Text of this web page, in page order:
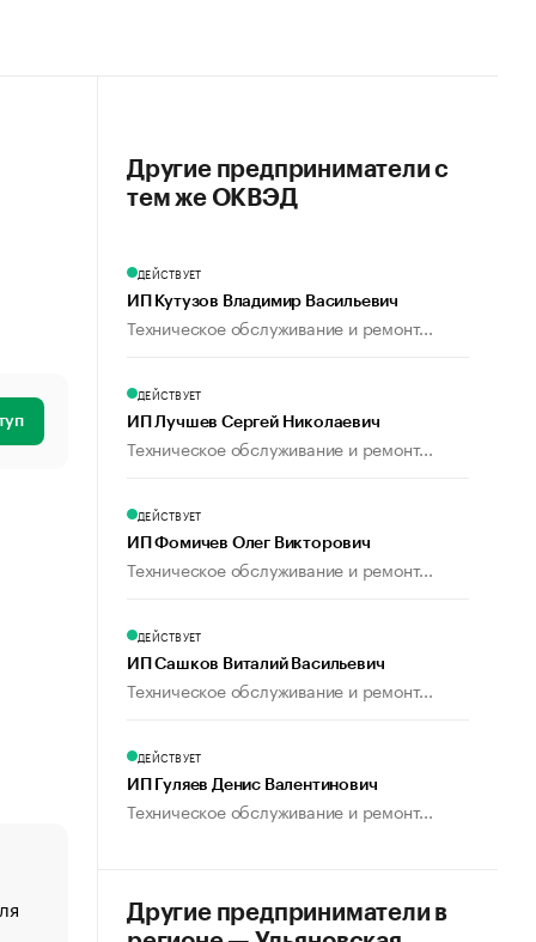
«От спорта тело стареет иначе». Как живет глава
создавшей GTA
Другие предприниматели с
тем же ОКВЭД
ДЕЙСТВУЕТ
ИП Кутузов Владимир Васильевич
Техническое обслуживание и ремонт...
ДЕЙСТВУЕТ
ИП Лучшев Сергей Николаевич
Техническое обслуживание и ремонт...
ДЕЙСТВУЕТ
ИП Фомичев Олег Викторович
Техническое обслуживание и ремонт...
ДЕЙСТВУЕТ
ИП Сашков Виталий Васильевич
Техническое обслуживание и ремонт...
ДЕЙСТВУЕТ
ИП Гуляев Денис Валентинович
Техническое обслуживание и ремонт...
Другие предприниматели в